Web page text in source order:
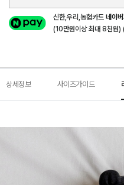
신한,우리,농협카드네이
(10만원이상 최대 8천
상세정보 사이즈가이드